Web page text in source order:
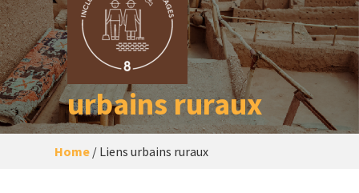
urbains ruraux
Une ville/établissement urbain durable
Home/ Liens urbains ruraux